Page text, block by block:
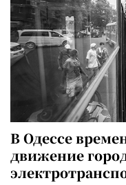
В Одессе
движение